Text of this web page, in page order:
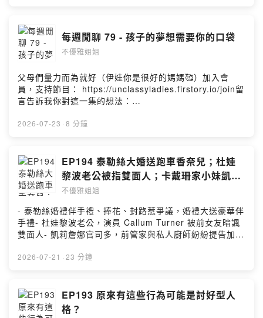
https://unclassyladies.firstory.io/join留言告訴我你對這
一集的想法：
https://open.firstory.me/user/ckr323a2hbh9w0925ang
每週閒聊 79 - 孩子的夢想需要你的口袋
不優雅姐姐
父母們量力而為就好（伊娃你是很好的媽媽🥰）加入會
員，支持節目： https://unclassyladies.firstory.io/join留
言告訴我你對這一集的想法：
ieq2v/commentsPowered by Firstory Hosting
2026-07-23 · 8 分鐘
EP194 泰勒絲大婚送跑車香奈兒；杜娃
黎波老公被指雙面人；卡戴珊家小妹凱莉
被管家廚師告
不優雅姐姐
- 泰勒絲婚禮伴手禮、捧花、封路惹爭議，婚禮大送豪華伴
手禮- 杜娃黎波老公，演員 Callum Turner 被前女友暗諷
雙面人- 凱莉詹娜官司多，前管家與私人廚師紛紛提告加入
留言告訴我你對這一集的想法：
2026-07-21 · 23 分鐘
EP193 原來有這些行為可能是討好型人
格？